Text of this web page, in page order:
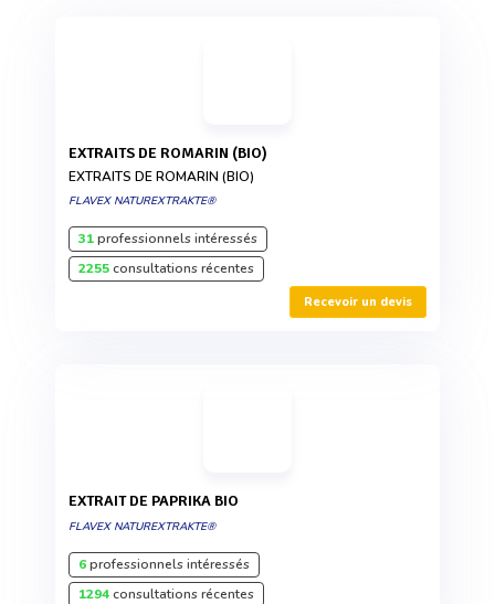
EXTRAITS DE ROMARIN (BIO)
EXTRAITS DE ROMARIN (BIO)
FLAVEX NATUREXTRAKTE®
31professionnels intéressés
2255consultations récentes
Recevoir un devis
EXTRAIT DE PAPRIKA BIO
FLAVEX NATUREXTRAKTE®
6professionnels intéressés
1294consultations récentes